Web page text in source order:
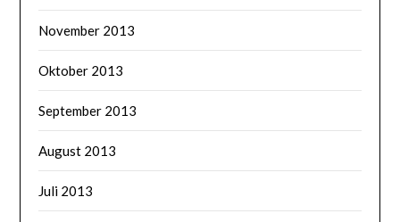
November 2013
Oktober 2013
September 2013
August 2013
Juli 2013